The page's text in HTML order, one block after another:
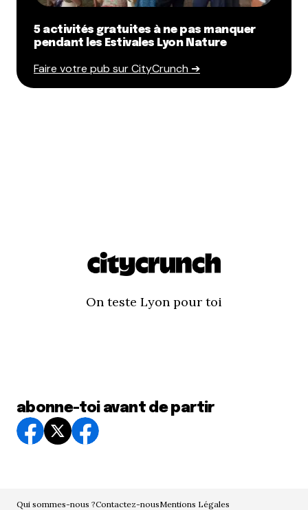
5 activités gratuites à ne pas manquer
pendant les Estivales Lyon Nature
Faire votre pub sur CityCrunch ➔
On teste Lyon pour toi
abonne-toi avant de partir
Qui sommes-nous ?Contactez-nousMentions Légales